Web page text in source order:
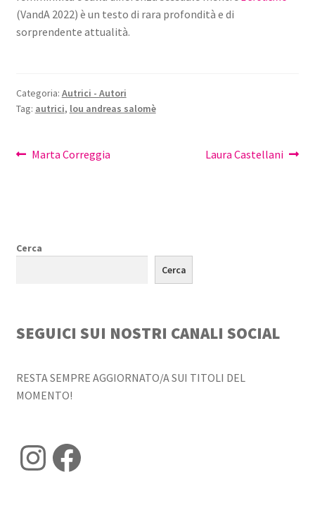
(VandA 2022) è un testo di rara profondità e di
sorprendente attualità.
Categoria: Autrici - Autori
Tag: autrici, lou andreas salomè
Navigazione
Articolo
Marta Correggia
Articolo
Laura Castellani
Cerca
Cerca
SEGUICI SUI NOSTRI CANALI SOCIAL
RESTA SEMPRE AGGIORNATO/A SUI TITOLI DEL
MOMENTO!
Instagram
Facebook